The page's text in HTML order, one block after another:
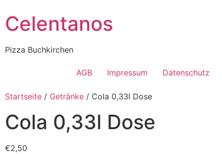
Celentanos
Pizza Buchkirchen
AGB Impressum Datenschutz
Startseite / Getränke / Cola 0,33l Dose
Cola 0,33l Dose
€2,50